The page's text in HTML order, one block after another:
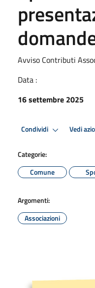
Avviso Contributi
Data :
16 settembre 2025
Condividi Vedi
Categorie:
Comune
Argomenti:
Associazioni